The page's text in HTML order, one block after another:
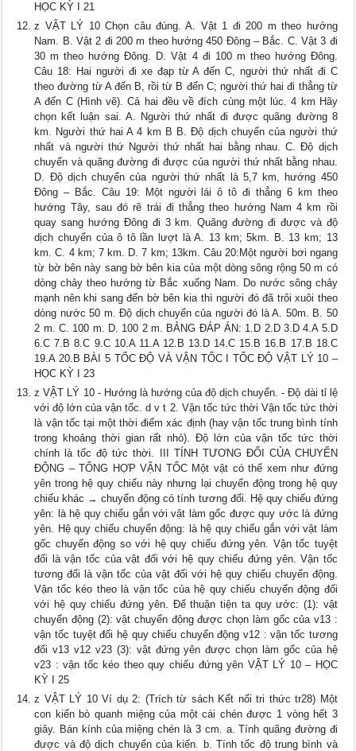
HỌC KỲ I 21
z VẬT LÝ 10 Chọn câu đúng. A. Vật 1 đi 200 m theo hướng
Nam. B. Vật 2 đi 200 m theo hướng 450 Đông – Bắc. C. Vật 3 đi
30 m theo hướng Đông. D. Vật 4 đi 100 m theo hướng Đông.
Câu 18: Hai người đi xe đạp từ A đến C, người thứ nhất đi C
theo đường từ A đến B, rồi từ B đến C; người thứ hai đi thẳng từ
A đến C (Hình vẽ). Cả hai đều về đích cùng một lúc. 4 km Hãy
chọn kết luận sai. A. Người thứ nhất đi được quãng đường 8
km. Người thứ hai A 4 km B B. Độ dịch chuyển của người thứ
nhất và người thứ Người thứ nhất hai bằng nhau. C. Độ dịch
chuyển và quãng đường đi được của người thứ nhất bằng nhau.
D. Độ dịch chuyển của người thứ nhất là 5,7 km, hướng 450
Đông – Bắc. Câu 19: Một người lái ô tô đi thẳng 6 km theo
hướng Tây, sau đó rẽ trái đi thẳng theo hướng Nam 4 km rồi
quay sang hướng Đông đi 3 km. Quãng đường đi được và độ
dịch chuyển của ô tô lần lượt là A. 13 km; 5km. B. 13 km; 13
km. C. 4 km; 7 km. D. 7 km; 13km. Câu 20:Một người bơi ngang
từ bờ bên này sang bờ bên kia của một dòng sông rộng 50 m có
dòng chảy theo hướng từ Bắc xuống Nam. Do nước sông chảy
mạnh nên khi sang đến bờ bên kia thì người đó đã trôi xuôi theo
dòng nước 50 m. Độ dịch chuyển của người đó là A. 50m. B. 50
2 m. C. 100 m. D. 100 2 m. BẢNG ĐÁP ÁN: 1.D 2.D 3.D 4.A 5.D
6.C 7.B 8.C 9.C 10.A 11.A 12.B 13.D 14.C 15.B 16.B 17.B 18.C
19.A 20.B BÀI 5 TỐC ĐỘ VÀ VẬN TỐC I TỐC ĐỘ VẬT LÝ 10 –
HỌC KỲ I 23
z VẬT LÝ 10 - Hướng là hướng của độ dịch chuyển. - Độ dài tỉ lệ
với độ lớn của vận tốc. d v t 2. Vận tốc tức thời Vận tốc tức thời
là vận tốc tại một thời điểm xác định (hay vận tốc trung bình tính
trong khoảng thời gian rất nhỏ). Độ lớn của vận tốc tức thời
chính là tốc độ tức thời. III TÍNH TƯƠNG ĐỐI CỦA CHUYỂN
ĐỘNG – TỔNG HỢP VẬN TỐC Một vật có thể xem như đứng
yên trong hệ quy chiếu này nhưng lại chuyển động trong hệ quy
chiếu khác → chuyển động có tính tương đối. Hệ quy chiếu đứng
yên: là hệ quy chiếu gắn với vật làm gốc được quy ước là đứng
yên. Hệ quy chiếu chuyển động: là hệ quy chiếu gắn với vật làm
gốc chuyển động so với hệ quy chiếu đứng yên. Vận tốc tuyệt
đối là vận tốc của vật đối với hệ quy chiếu đứng yên. Vận tốc
tương đối là vận tốc của vật đối với hệ quy chiếu chuyển động.
Vận tốc kéo theo là vận tốc của hệ quy chiếu chuyển động đối
với hệ quy chiếu đứng yên. Để thuận tiện ta quy ước: (1): vật
chuyển động (2): vật chuyển động được chọn làm gốc của v13 :
vận tốc tuyệt đối hệ quy chiếu chuyển động v12 : vận tốc tương
đối v13 v12 v23 (3): vật đứng yên được chọn làm gốc của hệ
v23 : vận tốc kéo theo quy chiếu đứng yên VẬT LÝ 10 – HỌC
KỲ I 25
z VẬT LÝ 10 Ví dụ 2: (Trích từ sách Kết nối tri thức tr28) Một
con kiến bò quanh miệng của một cái chén được 1 vòng hết 3
giây. Bán kính của miệng chén là 3 cm. a. Tính quãng đường đi
được và độ dịch chuyển của kiến. b. Tính tốc độ trung bình và